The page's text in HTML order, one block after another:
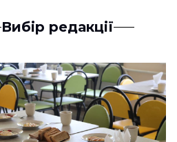
Вибір редакції